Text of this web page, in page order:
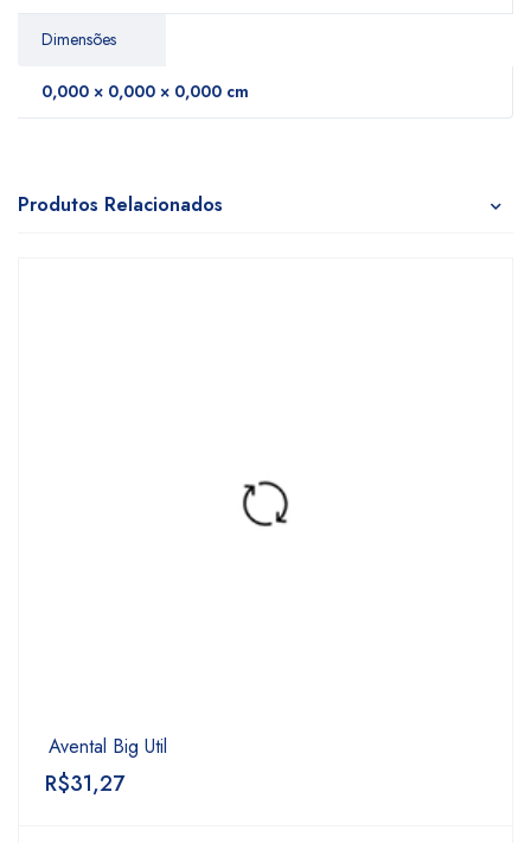
Dimensões
0,000 × 0,000 × 0,000 cm
Produtos Relacionados
Avental Big Util
R$31,27